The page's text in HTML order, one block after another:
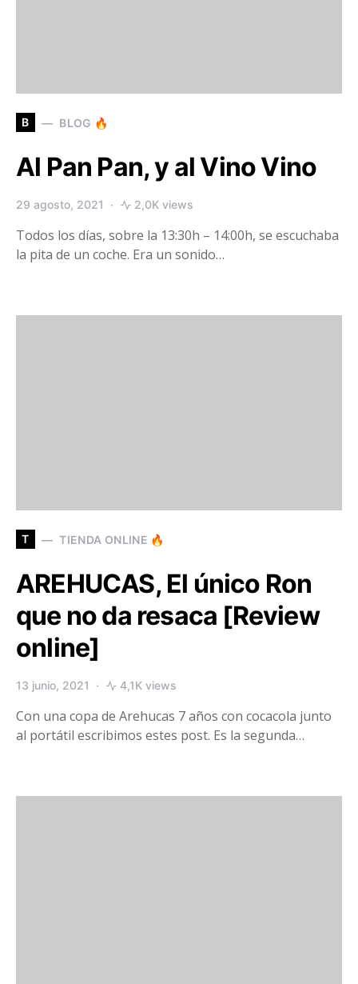
B BLOG 🔥
Al Pan Pan, y al Vino Vino
29 agosto, 2021 2,0K views
Todos los días, sobre la 13:30h – 14:00h, se escuchaba
la pita de un coche. Era un sonido…
T TIENDA ONLINE 🔥
AREHUCAS, El único Ron
que no da resaca [Review
online]
13 junio, 2021 4,1K views
Con una copa de Arehucas 7 años con cocacola junto
al portátil escribimos estes post. Es la segunda…